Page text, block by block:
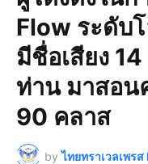
Flow ระดับ
มีชื่อเสียง
ท่าน มาสอน
90 คลาส
by ไทยทราเวลเพรส